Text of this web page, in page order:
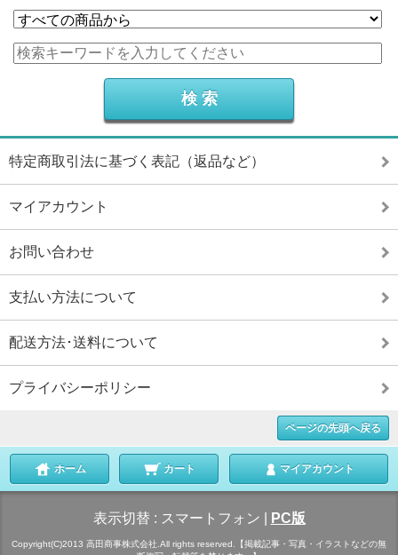
特定商取引法に基づく表記（返品など）
マイアカウント
お問い合わせ
支払い方法について
配送方法･送料について
プライバシーポリシー
ページの先頭へ戻る
ホーム カート マイアカウント
表示切替 : スマートフォン PC版
Copyright(C)2013 高田商事株式会社.All rights reserved.【掲載記事・写真・イラストなどの無